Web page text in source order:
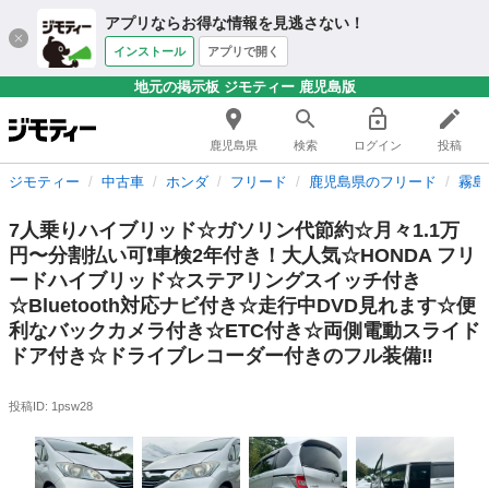
アプリならお得な情報を見逃さない！
インストール アプリで開く
地元の掲示板 ジモティー 鹿児島版
鹿児島県 検索 ログイン 投稿
ジモティー 中古車 ホンダ フリード 鹿児島県のフリード 霧
7人乗りハイブリッド☆ガソリン代節約☆月々1.1万
円〜分割払い可❗️車検2年付き！大人気☆HONDA フリ
ードハイブリッド☆ステアリングスイッチ付き
☆Bluetooth対応ナビ付き☆走行中DVD見れます☆便
利なバックカメラ付き☆ETC付き☆両側電動スライド
ドア付き☆ドライブレコーダー付きのフル装備‼️
投稿ID: 1psw28